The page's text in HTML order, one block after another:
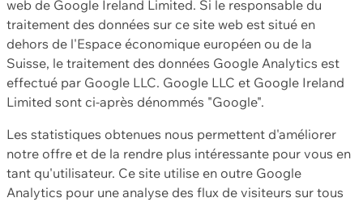
web de Google Ireland Limited. Si le responsable du
traitement des données sur ce site web est situé en
dehors de l'Espace économique européen ou de la
Suisse, le traitement des données Google Analytics est
effectué par Google LLC. Google LLC et Google Ireland
Limited sont ci-après dénommés "Google".
Les statistiques obtenues nous permettent d'améliorer
notre offre et de la rendre plus intéressante pour vous en
tant qu'utilisateur. Ce site utilise en outre Google
Analytics pour une analyse des flux de visiteurs sur tous